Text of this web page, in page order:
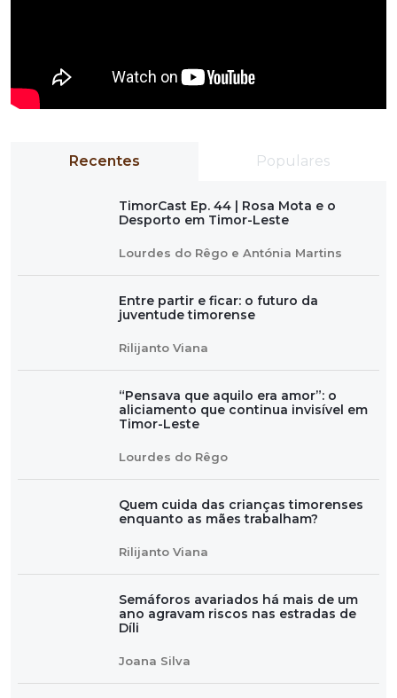
Recentes Populares
TimorCast Ep. 44 | Rosa Mota e o
Desporto em Timor-Leste
Lourdes do Rêgo e Antónia Martins
Entre partir e ficar: o futuro da
juventude timorense
Rilijanto Viana
“Pensava que aquilo era amor”: o
aliciamento que continua invisível em
Timor-Leste
Lourdes do Rêgo
Quem cuida das crianças timorenses
enquanto as mães trabalham?
Rilijanto Viana
Semáforos avariados há mais de um
ano agravam riscos nas estradas de
Díli
Joana Silva